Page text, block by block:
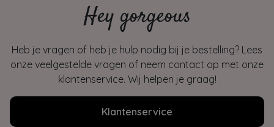
Hey gorgeous
Heb je vragen of heb je hulp nodig bij je bestelling? Lees
onze veelgestelde vragen of neem contact op met onze
klantenservice. Wij helpen je graag!
Klantenservice